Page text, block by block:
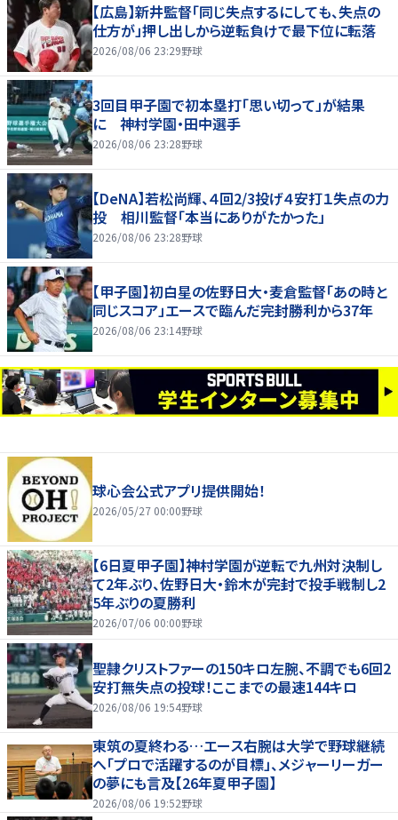
【広島】新井監督「同じ失点するにしても、失点の
仕方が」押し出しから逆転負けで最下位に転落
2026/08/06 23:29野球
3回目甲子園で初本塁打「思い切って」が結果
に 神村学園・田中選手
2026/08/06 23:28野球
【DeNA】若松尚輝、４回2/3投げ４安打１失点の力
投 相川監督「本当にありがたかった」
2026/08/06 23:28野球
【甲子園】初白星の佐野日大・麦倉監督「あの時と
同じスコア」エースで臨んだ完封勝利から37年
2026/08/06 23:14野球
球心会公式アプリ提供開始！
2026/05/27 00:00野球
【6日夏甲子園】神村学園が逆転で九州対決制し
て2年ぶり、佐野日大・鈴木が完封で投手戦制し2
5年ぶりの夏勝利
2026/07/06 00:00野球
聖隷クリストファーの150キロ左腕、不調でも6回2
安打無失点の投球！ここまでの最速144キロ
2026/08/06 19:54野球
東筑の夏終わる…エース右腕は大学で野球継続
へ「プロで活躍するのが目標」、メジャーリーガー
の夢にも言及【26年夏甲子園】
2026/08/06 19:52野球